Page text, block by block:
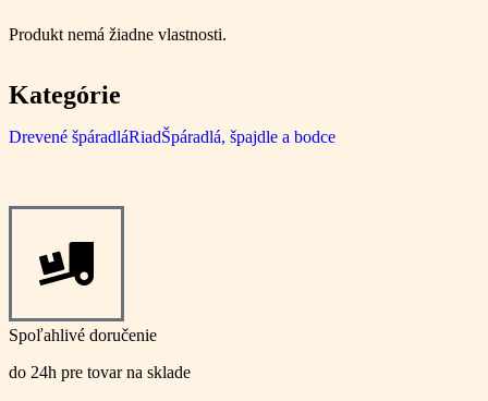
Produkt nemá žiadne vlastnosti.
Kategórie
Drevené špáradláRiadŠpáradlá, špajdle a bodce
Spoľahlivé doručenie
do 24h pre tovar na sklade